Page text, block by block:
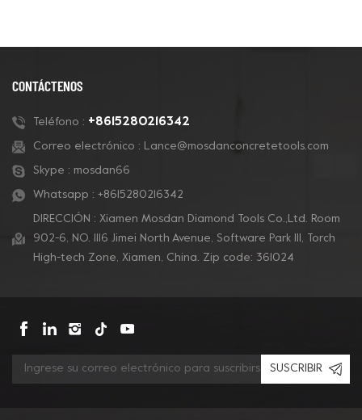
de concreto, eliminación
pulido de concreto.
CONTÁCTENOS
Teléfono : +8615280216342
Correo electrónico : Lance@mosdanconcretetools.com
Skype : mosdan66
Whatsapp : +8615280216342
DIRECCIÓN : Xiamen Mosdan Diamond Tools Co.,Ltd. Room
902-6, NO. 1116 Jimei North Avenue, Software Park Ill, Torch
High-tech Zone, Xiamen, China. Zip code: 361024
SUSCRIBIR